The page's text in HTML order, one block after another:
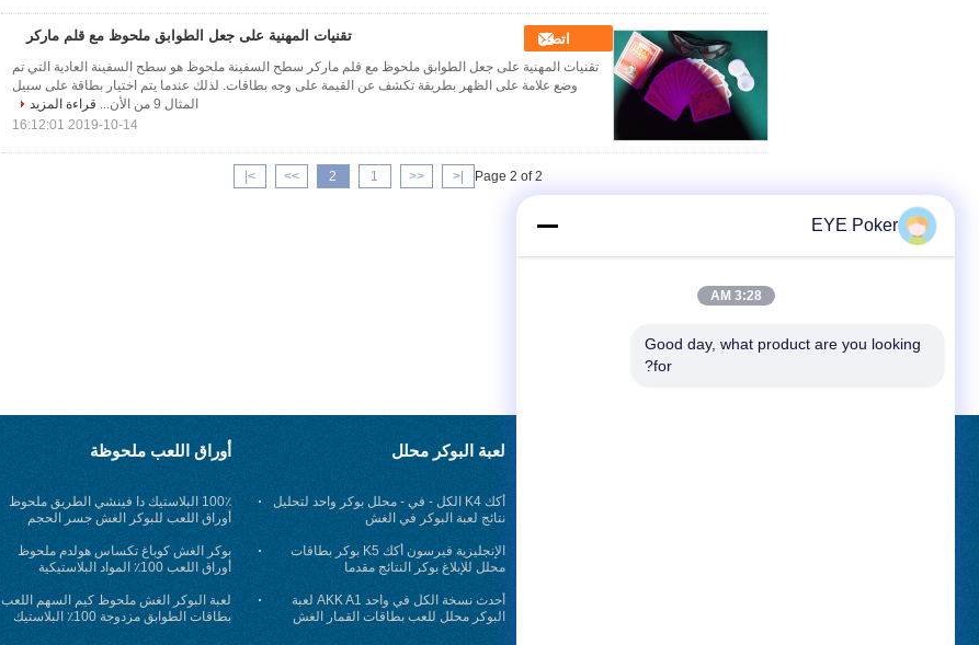
تقنيات المهنية على جعل الطوابق ملحوظ مع قلم ماركر اتصل
تقنيات المهنية على جعل الطوابق ملحوظ مع قلم ماركر سطح السفينة ملحوظ هو سطح السفينة العادية التي تم
وضع علامة على الظهر بطريقة تكشف عن القيمة على وجه بطاقات. لذلك عندما يتم اختيار بطاقة على سبيل
المثال 9 من الأن...
قراءة المزيد
2019-10-14 16:12:01
Page 2 of 2
|<
<<
1
2
>>
>|
أوراق اللعب ملحوظة
100٪ البلاستيك دا فينشي الطريق ملحوظ
أوراق اللعب للبوكر الغش جسر الحجم
بوكر الغش كوباغ تكساس هولدم ملحوظ
أوراق اللعب 100٪ المواد البلاستيكية
لعبة البوكر الغش ملحوظ كيم السهم اللعب
بطاقات الطوابق مزدوجة 100٪ البلاستيك
لعبة البوكر محلل
أكك K4 الكل - في - محلل بوكر واحد لتحليل
نتائج لعبة البوكر في الغش
الإنجليزية فيرسون أكك K5 بوكر بطاقات
محلل للإبلاغ بوكر النتائج مقدما
أحدث نسخة الكل في واحد AKK A1 لعبة
البوكر محلل للعب بطاقات القمار الغش
EYE Poker
3:28 AM
Good day, what product are you looking
for?